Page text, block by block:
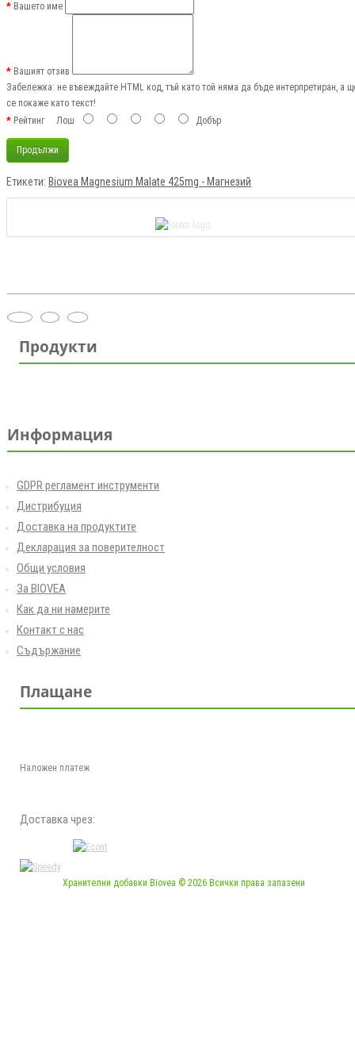
Вашето име
Вашият отзив
Забележка: не въвеждайте HTML код, тъй като той няма да бъде интерпретиран, а
се покаже като текст!
РейтингЛош Добър
Продължи
Етикети: Biovea Magnesium Malate 425mg - Магнезий
Продукти
Информация
GDPR регламент инструменти
Дистрибуция
Доставка на продуктите
Декларация за поверителност
Общи условия
За BIOVEA
Как да ни намерите
Контакт с нас
Съдържание
Плащане
Наложен платеж
Доставка чрез:
Хранителни добавки Biovea © 2026 Всички права запазени